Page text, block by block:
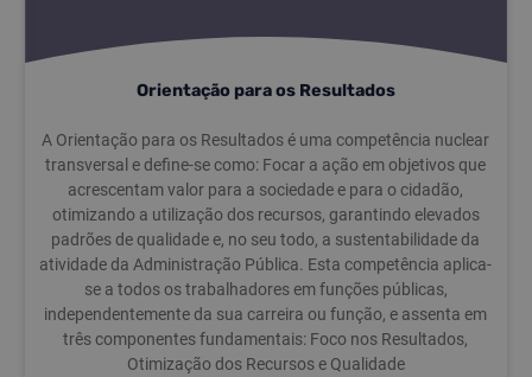
Orientação para os Resultados
A Orientação para os Resultados é uma competência nuclear
transversal e define-se como: Focar a ação em objetivos que
acrescentam valor para a sociedade e para o cidadão,
otimizando a utilização dos recursos, garantindo elevados
padrões de qualidade e, no seu todo, a sustentabilidade da
atividade da Administração Pública. Esta competência aplica-
se a todos os trabalhadores em funções públicas,
independentemente da sua carreira ou função, e assenta em
três componentes fundamentais: Foco nos Resultados,
Otimização dos Recursos e Qualidade